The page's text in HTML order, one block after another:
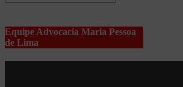
Equipe Advocacia Maria Pessoa
de Lima